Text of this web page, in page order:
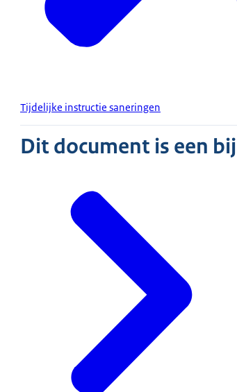
Tijdelijke instructie saneringen
Dit document is een